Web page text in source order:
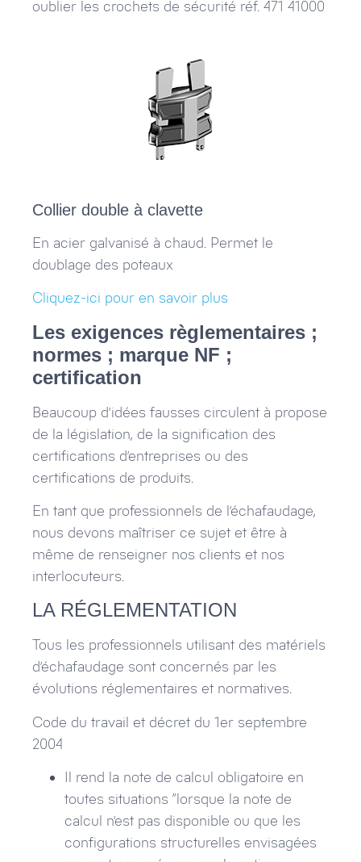
oublier les crochets de sécurité réf. 471 41000
Collier double à clavette
En acier galvanisé à chaud. Permet le
doublage des poteaux
Cliquez-ici pour en savoir plus
Les exigences règlementaires ;
normes ; marque NF ;
certification
Beaucoup d’idées fausses circulent à propose
de la législation, de la signification des
certifications d’entreprises ou des
certifications de produits.
En tant que professionnels de l’échafaudage,
nous devons maîtriser ce sujet et être à
même de renseigner nos clients et nos
interlocuteurs.
LA RÉGLEMENTATION
Tous les professionnels utilisant des matériels
d’échafaudage sont concernés par les
évolutions réglementaires et normatives.
Code du travail et décret du 1er septembre
2004
Il rend la note de calcul obligatoire en
toutes situations “lorsque la note de
calcul n’est pas disponible ou que les
configurations structurelles envisagées